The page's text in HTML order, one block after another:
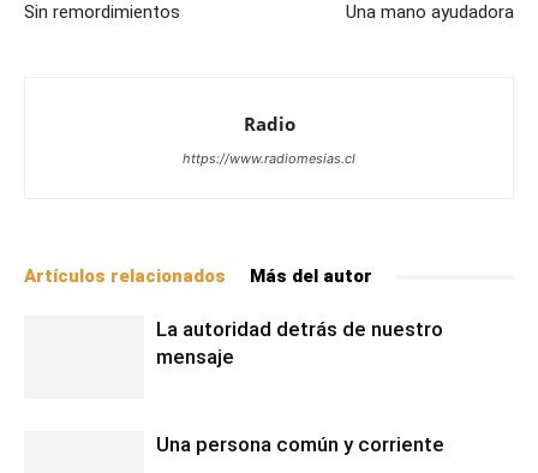
Sin remordimientos Una mano ayudadora
Radio
https://www.radiomesias.cl
Artículos relacionados Más del autor
La autoridad detrás de nuestro
mensaje
Una persona común y corriente